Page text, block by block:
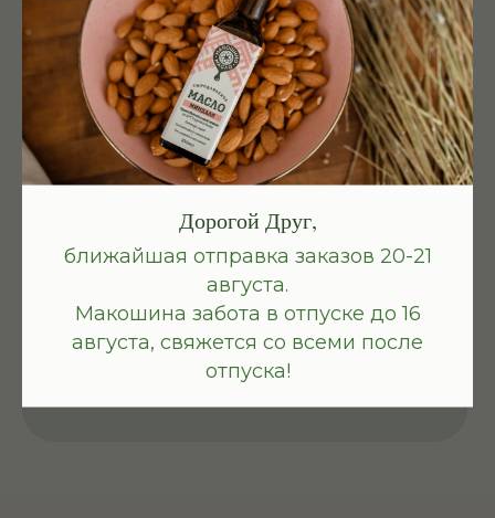
Каждый живой продукт имеет
не просто набор КБЖУ, витаминов
Истинно природные продукты всегда
энергией солнца,
матушки-земли, воздуха и воды
Они приводят в гармонию тонкое
и физическое тело человека.
ЭНЕРГИЯ
ОТ САМОЙ ПРИРОДЫ
Дорогой Друг,
ближайшая отправка заказов 20-21
августа.
Макошина забота в отпуске до 16
августа, свяжется со всеми после
отпуска!